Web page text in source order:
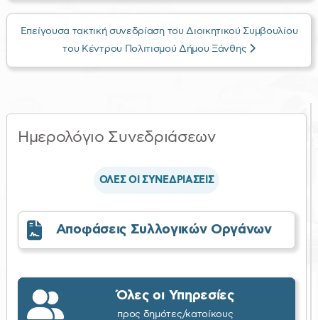
Επείγουσα τακτική συνεδρίαση του Διοικητικού Συμβουλίου
του Κέντρου Πολιτισμού Δήμου Ξάνθης
Ημερολόγιο Συνεδριάσεων
ΟΛΕΣ ΟΙ ΣΥΝΕΔΡΙΑΣΕΙΣ
Αποφάσεις Συλλογικών Οργάνων
Όλες οι Υπηρεσίες
προς δημότες/κατοίκους